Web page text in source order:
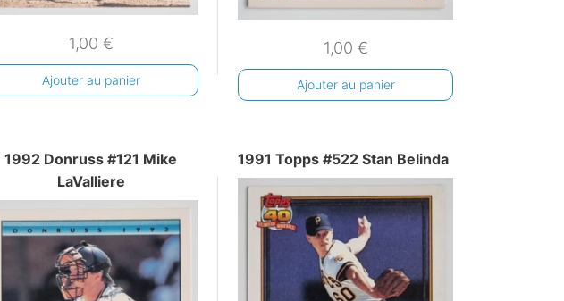
1,00 €
Ajouter au panier
1,00 €
Ajouter au panier
1992 Donruss #121 Mike
LaValliere
1991 Topps #522 Stan Belinda